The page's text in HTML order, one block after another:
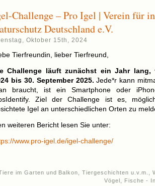
Challenge – Pro Igel | Verein für
Deutschland e.V.
Oktober 15th, 2024
Tierfreundin, lieber Tierfreund,
Challenge läuft zunächst ein Jahr lang,
bis 30. September 2025. Jede*r kann
braucht, ist ein Smartphone oder
Ziel der Challenge ist es,
Igel an unterschiedlichen Orten zu
weiteren Bericht lesen Sie unter:
www.pro-igel.de/igel-challenge/
im Garten und Balkon ,Tiergeschichten u.v.m. ,
Vögel, Fische -